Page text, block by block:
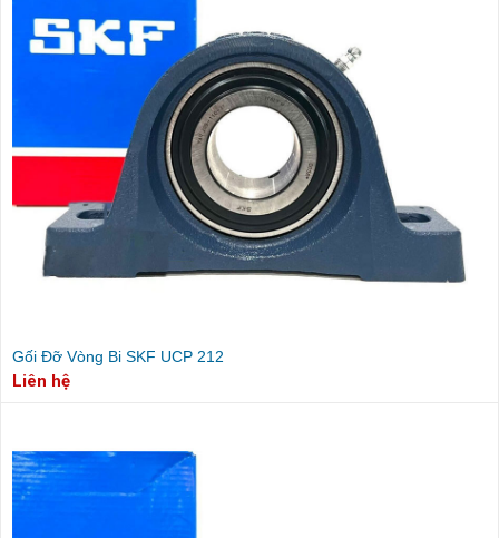
Gối Đỡ Vòng Bi SKF UCP 212
Liên hệ